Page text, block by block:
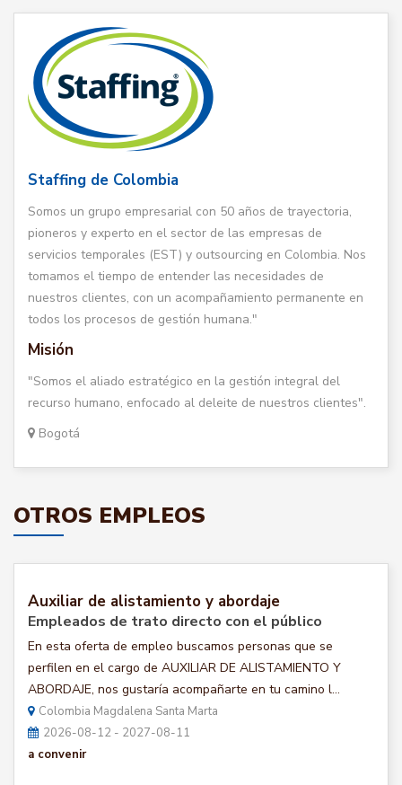
Staffing de Colombia
Somos un grupo empresarial con 50 años de trayectoria,
pioneros y experto en el sector de las empresas de
servicios temporales (EST) y outsourcing en Colombia. Nos
tomamos el tiempo de entender las necesidades de
nuestros clientes, con un acompañamiento permanente en
todos los procesos de gestión humana."
Misión
"Somos el aliado estratégico en la gestión integral del
recurso humano, enfocado al deleite de nuestros clientes".
Bogotá
OTROS EMPLEOS
Auxiliar de alistamiento y abordaje
Empleados de trato directo con el público
En esta oferta de empleo buscamos personas que se
perfilen en el cargo de AUXILIAR DE ALISTAMIENTO Y
ABORDAJE, nos gustaría acompañarte en tu camino l...
Colombia Magdalena Santa Marta
2026-08-12 - 2027-08-11
a convenir